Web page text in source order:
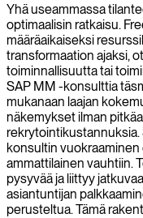
Yhä useammassa
optimaalisin ratkaisu.
määräaikaiseksi
transformaation ajaksi,
toiminnallisuutta tai
SAP MM -konsulttia
mukanaan laajan
näkemykset ilman
konsultin
ammattilainen vauhtiin.
pysyvää ja liittyy
asiantuntijan
perusteltua. Tämä